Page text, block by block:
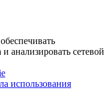
анализировать сетевой
использования